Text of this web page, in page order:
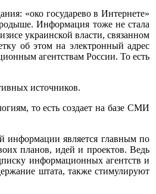
«око государево в Интернете»
Информация тоже не стала
украинской власти, связанном
об этом на электронный адрес
агентствам России. То есть
источников.
то есть создает на базе СМИ
информации является главным по
планов, идей и проектов. Ведь
информационных агентств и
штата, также стимулируют